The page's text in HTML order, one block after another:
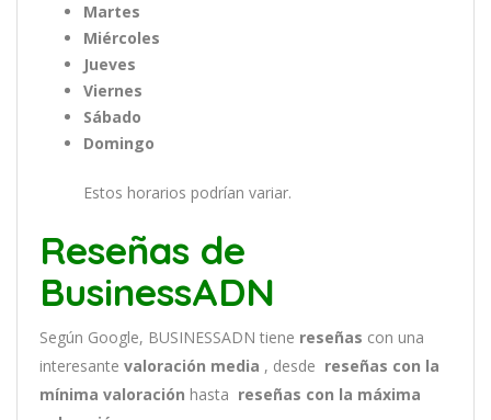
Martes
Miércoles
Jueves
Viernes
Sábado
Domingo
Estos horarios podrían variar.
Reseñas de
BusinessADN
Según Google, BUSINESSADN tiene reseñas con una
interesante valoración media , desde reseñas con la
mínima valoración hasta reseñas con la máxima